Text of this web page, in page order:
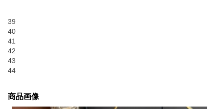
39
40
41
42
43
44
商品画像